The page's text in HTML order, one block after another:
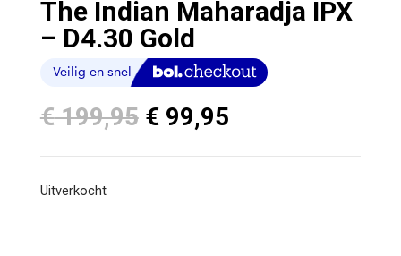
The Indian Maharadja IPX
– D4.30 Gold
€199,95 Oorspronkelijke
prijs
was:
€99,95Huidige
is:
Uitverkocht